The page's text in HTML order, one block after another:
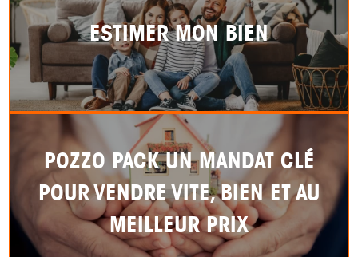
ESTIMER MON BIEN
POZZO PACK UN MANDAT CLÉ
POUR VENDRE VITE, BIEN ET AU
MEILLEUR PRIX